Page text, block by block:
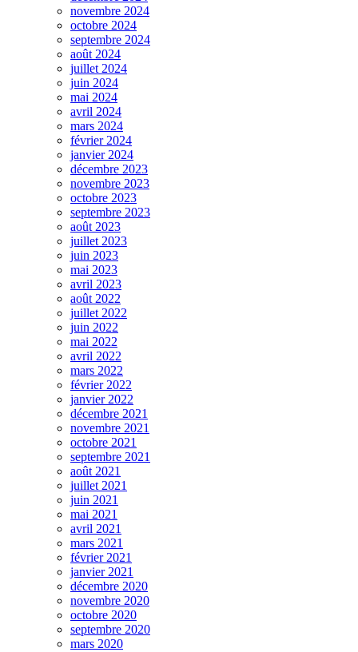
novembre 2024
octobre 2024
septembre 2024
août 2024
juillet 2024
juin 2024
mai 2024
avril 2024
mars 2024
février 2024
janvier 2024
décembre 2023
novembre 2023
octobre 2023
septembre 2023
août 2023
juillet 2023
juin 2023
mai 2023
avril 2023
août 2022
juillet 2022
juin 2022
mai 2022
avril 2022
mars 2022
février 2022
janvier 2022
décembre 2021
novembre 2021
octobre 2021
septembre 2021
août 2021
juillet 2021
juin 2021
mai 2021
avril 2021
mars 2021
février 2021
janvier 2021
décembre 2020
novembre 2020
octobre 2020
septembre 2020
mars 2020